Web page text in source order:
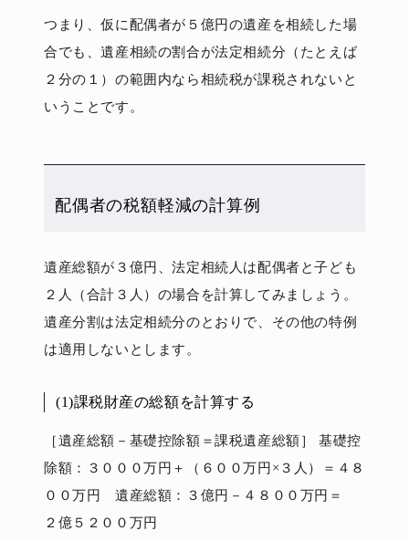
つまり、仮に配偶者が５億円の遺産を相続した場
合でも、遺産相続の割合が法定相続分（たとえば
２分の１）の範囲内なら相続税が課税されないと
いうことです。
配偶者の税額軽減の計算例
遺産総額が３億円、法定相続人は配偶者と子ども
２人（合計３人）の場合を計算してみましょう。
遺産分割は法定相続分のとおりで、その他の特例
は適用しないとします。
(1)課税財産の総額を計算する
［遺産総額－基礎控除額＝課税遺産総額］ 基礎控
除額：３０００万円＋（６００万円×３人）＝４８
００万円 遺産総額：３億円－４８００万円＝
２億５２００万円